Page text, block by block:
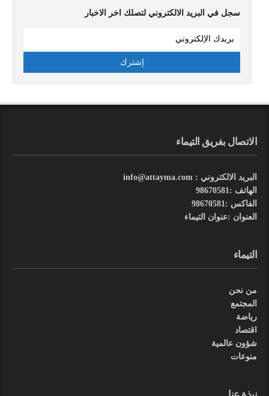
سجل في البريد الالكتروني لتصلك اخر الاخبار
الاتصال بفريق التيماء
البريد الالكتروني : info@attayma.com
الهاتف :98670581
الفاكس :98670581
العنوان :عنوان التيماء
التيماء
من نحن
المجتمع
رياضة
اقتصاد
شؤون عالمية
منوعات